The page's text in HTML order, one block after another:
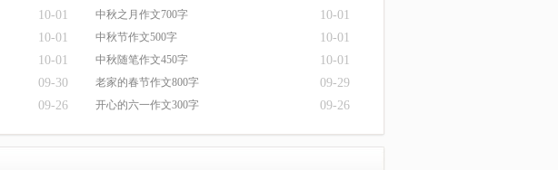
10-01 中秋之月作文700字 10-01
10-01 中秋节作文500字 10-01
10-01 中秋随笔作文450字 10-01
09-30 老家的春节作文800字 09-29
09-26 开心的六一作文300字 09-26